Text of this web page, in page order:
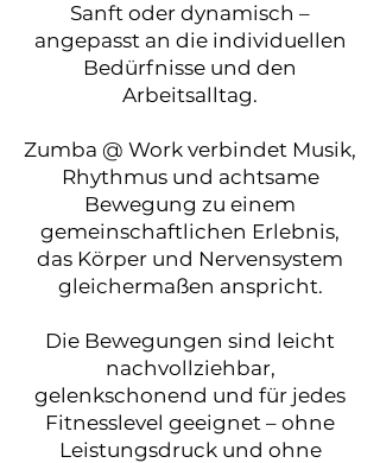
Sanft oder dynamisch –
angepasst an die individuellen
Bedürfnisse und den
Arbeitsalltag.
Zumba @ Work verbindet Musik,
Rhythmus und achtsame
Bewegung zu einem
gemeinschaftlichen Erlebnis,
das Körper und Nervensystem
gleichermaßen anspricht.
Die Bewegungen sind leicht
nachvollziehbar,
gelenkschonend und für jedes
Fitnesslevel geeignet – ohne
Leistungsdruck und ohne